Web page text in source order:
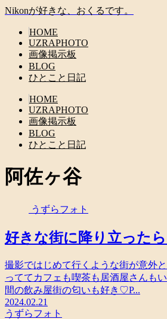
Nikonが好きな、おくるです。
HOME
UZRAPHOTO
画像掲示板
BLOG
ひとこと日記
HOME
UZRAPHOTO
画像掲示板
BLOG
ひとこと日記
阿佐ヶ谷
うずらフォト
好きな街に降り立った
撮影ではじめて行くような街が意外
っててカフェも喫茶も居酒屋さんも
間の飲み屋街の匂いも好き♡P...
2024.02.21
うずらフォト